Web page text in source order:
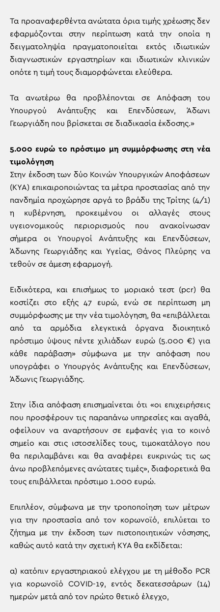
Τα προαναφερθέντα ανώτατα όρια τιμής χρέωσης δεν
εφαρμόζονται στην περίπτωση κατά την οποία η
δειγματοληψία πραγματοποιείται εκτός ιδιωτικών
διαγνωστικών εργαστηρίων και ιδιωτικών κλινικών
οπότε η τιμή τους διαμορφώνεται ελεύθερα.
Τα ανωτέρω θα προβλέπονται σε Απόφαση του
Υπουργού Ανάπτυξης και Επενδύσεων, Άδωνι
Γεωργιάδη που βρίσκεται σε διαδικασία έκδοσης.»
5.000 ευρώ το πρόστιμο μη συμμόρφωσης στη νέα
τιμολόγηση
Στην έκδοση των δύο Κοινών Υπουργικών Αποφάσεων
(ΚΥΑ) επικαιροποιώντας τα μέτρα προστασίας από την
πανδημία προχώρησε αργά το βράδυ της Τρίτης (4/1)
η κυβέρνηση, προκειμένου οι αλλαγές στους
υγειονομικούς περιορισμούς που ανακοίνωσαν
σήμερα οι Υπουργοί Ανάπτυξης και Επενδύσεων,
Άδωνης Γεωργιάδης και Υγείας, Θάνος Πλεύρης να
τεθούν σε άμεση εφαρμογή.
Ειδικότερα, και επισήμως το μοριακό τεστ (pcr) θα
κοστίζει στο εξής 47 ευρώ, ενώ σε περίπτωση μη
συμμόρφωσης με την νέα τιμολόγηση, θα «επιβάλλεται
από τα αρμόδια ελεγκτικά όργανα διοικητικό
πρόστιμο ύψους πέντε χιλιάδων ευρώ (5.000 €) για
κάθε παράβαση» σύμφωνα με την απόφαση που
υπογράφει ο Υπουργός Ανάπτυξης και Επενδύσεων,
Άδωνις Γεωργιάδης.
Στην ίδια απόφαση επισημαίνεται ότι «οι επιχειρήσεις
που προσφέρουν τις παραπάνω υπηρεσίες και αγαθά,
οφείλουν να αναρτήσουν σε εμφανές για το κοινό
σημείο και στις ιστοσελίδες τους, τιμοκατάλογο που
θα περιλαμβάνει και θα αναφέρει ευκρινώς τις ως
άνω προβλεπόμενες ανώτατες τιμές», διαφορετικά θα
τους επιβάλλεται πρόστιμο 1.000 ευρώ.
Επιπλέον, σύμφωνα με την τροποποίηση των μέτρων
για την προστασία από τον κορωνοϊό, επιλύεται το
ζήτημα με την έκδοση των πιστοποιητικών νόσησης,
καθώς αυτό κατά την σχετική ΚΥΑ θα εκδίδεται:
α) κατόπιν εργαστηριακού ελέγχου με τη μέθοδο PCR
για κορωνοϊό COVID-19, εντός δεκατεσσάρων (14)
ημερών μετά από τον πρώτο θετικό έλεγχο,